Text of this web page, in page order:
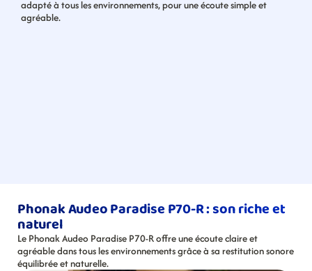
adapté à tous les environnements, pour une écoute simple et
agréable.
Phonak Audeo Paradise P70-R : son riche et
naturel
Le Phonak Audeo Paradise P70-R offre une écoute claire et
agréable dans tous les environnements grâce à sa restitution sonore
équilibrée et naturelle.